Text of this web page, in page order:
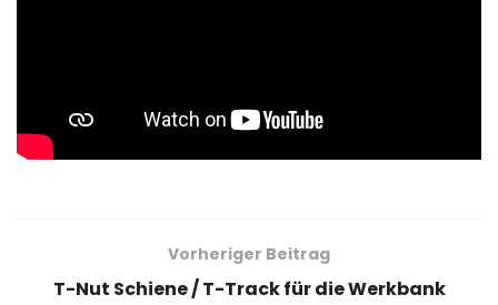
Vorheriger Beitrag
T-Nut Schiene / T-Track für die Werkbank